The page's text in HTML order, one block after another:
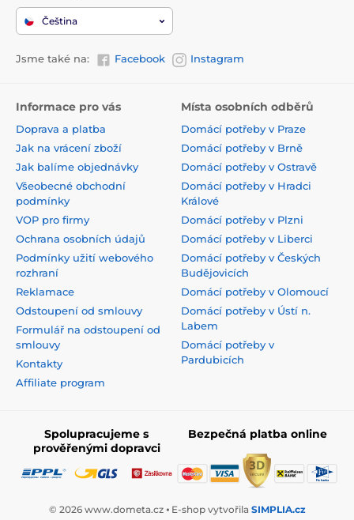
Čeština
Jsme také na: Facebook Instagram
Informace pro vás
Doprava a platba
Jak na vrácení zboží
Jak balíme objednávky
Všeobecné obchodní
podmínky
VOP pro firmy
Ochrana osobních údajů
Podmínky užití webového
rozhraní
Reklamace
Odstoupení od smlouvy
Formulář na odstoupení od
smlouvy
Kontakty
Affiliate program
Místa osobních odběrů
Domácí potřeby v Praze
Domácí potřeby v Brně
Domácí potřeby v Ostravě
Domácí potřeby v Hradci
Králové
Domácí potřeby v Plzni
Domácí potřeby v Liberci
Domácí potřeby v Českých
Budějovicích
Domácí potřeby v Olomoucí
Domácí potřeby v Ústí n.
Labem
Domácí potřeby v
Pardubicích
Spolupracujeme s
prověřenými dopravci
Bezpečná platba online
© 2026 www.dometa.cz ⦁ E-shop vytvořila SIMPLIA.cz